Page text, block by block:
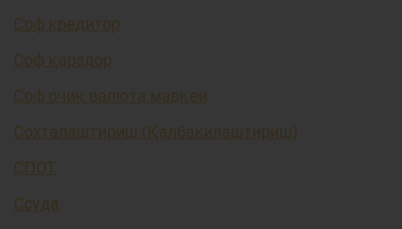
Соф кредитор
Соф қарздор
Соф очиқ валюта мавқеи
Сохталаштириш (Қалбакилаштириш)
СПОТ
Ссуда